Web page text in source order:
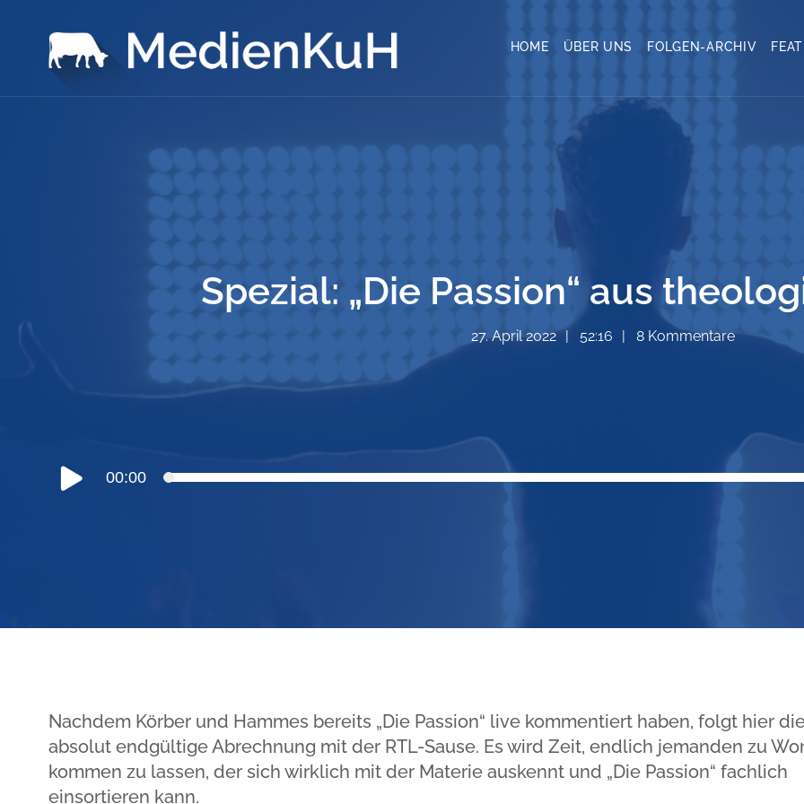
HOME ÜBER UNS FOLGEN-ARCHIV
Spezial: „Die Passion“ aus
27. April 2022 52:16 8 Kommentare
Audio-
Player
00:00
Nachdem Körber und Hammes bereits „Die Passion“ live kommentiert haben, folgt hier
absolut endgültige Abrechnung mit der RTL-Sause. Es wird Zeit, endlich jemanden zu
kommen zu lassen, der sich wirklich mit der Materie auskennt und „Die Passion“ fachlich
einsortieren kann.